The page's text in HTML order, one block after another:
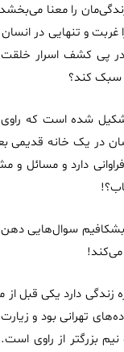
را معنا
و تنهایی در انسان
کشف اسرار خلقت
سبک کند؟
شده است که راوی
در یک خانه قدیمی
دارد و مسائل و
سوال‌هایی
می‌کند!
زندگی دارد یکی قبل
تهرانی بود و
بزرگتر از راوی